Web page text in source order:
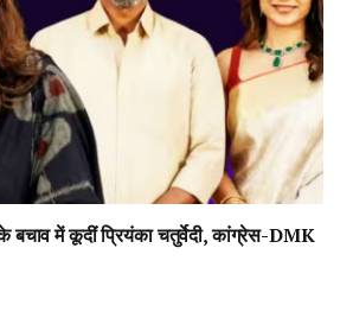
बचाव में कूदीं प्रियंका चतुर्वेदी, कांग्रेस-DMK